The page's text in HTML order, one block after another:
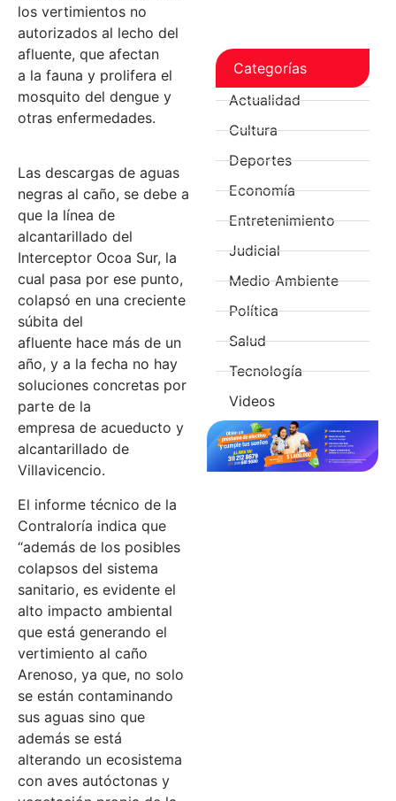
los vertimientos no
autorizados al lecho del
afluente, que afectan
a la fauna y prolifera el
mosquito del dengue y
otras enfermedades.
Las descargas de aguas
negras al caño, se debe a
que la línea de
alcantarillado del
Interceptor Ocoa Sur, la
cual pasa por ese punto,
colapsó en una creciente
súbita del
afluente hace más de un
año, y a la fecha no hay
soluciones concretas por
parte de la
empresa de acueducto y
alcantarillado de
Villavicencio.
El informe técnico de la
Contraloría indica que
“además de los posibles
colapsos del sistema
sanitario, es evidente el
alto impacto ambiental
que está generando el
vertimiento al caño
Arenoso, ya que, no solo
se están contaminando
sus aguas sino que
además se está
alterando un ecosistema
con aves autóctonas y
Categorías
Actualidad
Cultura
Deportes
Economía
Entretenimiento
Judicial
Medio Ambiente
Política
Salud
Tecnología
Videos